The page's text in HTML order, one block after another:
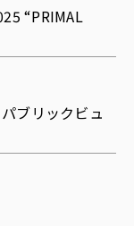
“PRIMAL
ブリックビュ